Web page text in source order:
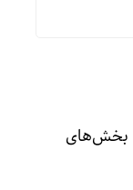
بخش‌های